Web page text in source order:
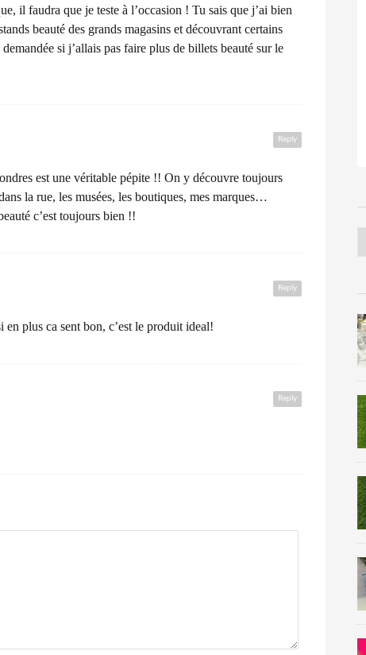
il faudra que je teste à l’occasion ! Tu sais que j’ai bien
beauté des grands magasins et découvrant certains
si j’allais pas faire plus de billets beauté sur le
Reply
est une véritable pépite !! On y découvre toujours
la rue, les musées, les boutiques, mes marques…
c’est toujours bien !!
Reply
en plus ca sent bon, c’est le produit ideal!
Reply